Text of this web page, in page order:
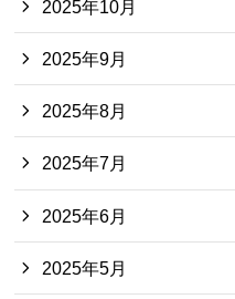
2025年10月
2025年9月
2025年8月
2025年7月
2025年6月
2025年5月